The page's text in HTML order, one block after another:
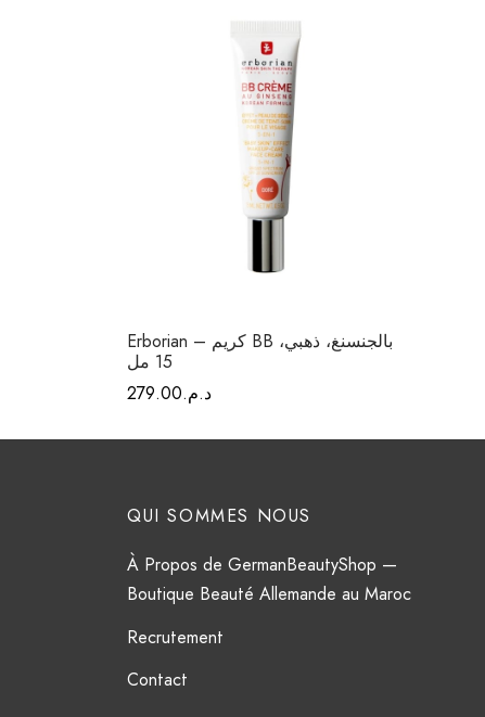
Erborian – كريم BB بالجنسنغ، ذهبي،
15 مل
د.م.279.00
QUI SOMMES NOUS
À Propos de GermanBeautyShop —
Boutique Beauté Allemande au Maroc
Recrutement
Contact